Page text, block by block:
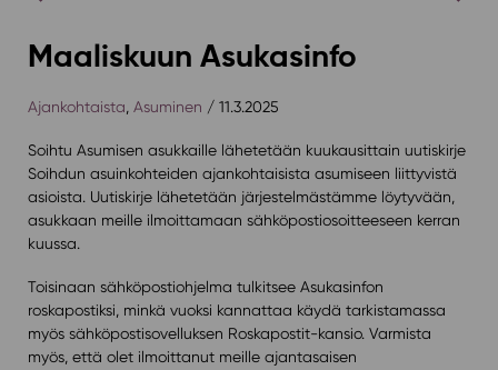
Maaliskuun Asukasinfo
Ajankohtaista Asuminen / 11.3.2025
Soihtu Asumisen asukkaille lähetetään kuukausittain uutiskirje
Soihdun asuinkohteiden ajankohtaisista asumiseen liittyvistä
asioista. Uutiskirje lähetetään järjestelmästämme löytyvään,
asukkaan meille ilmoittamaan sähköpostiosoitteeseen kerran
kuussa.
Toisinaan sähköpostiohjelma tulkitsee Asukasinfon
roskapostiksi, minkä vuoksi kannattaa käydä tarkistamassa
myös sähköpostisovelluksen Roskapostit-kansio. Varmista
myös, että olet ilmoittanut meille ajantasaisen